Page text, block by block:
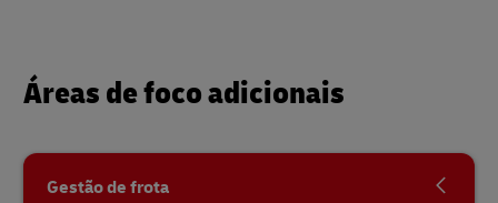
Áreas de foco adicionais
Gestão de frota